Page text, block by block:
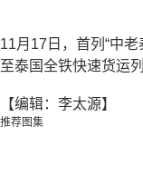
11月17日，首列“中
至泰国全铁快速货运
【编辑：李太源】
推荐图集